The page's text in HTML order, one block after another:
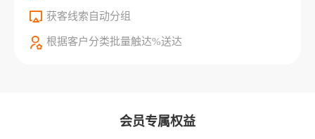
获客线索自动分组
根据客户分类批量触达%送达
会员专属权益